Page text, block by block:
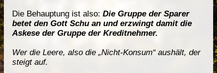
Die Behauptung ist also:Die Gruppe der Sparer
betet den Gott Schu an und erzwingt damit die
Askese der Gruppe der Kreditnehmer.
Wer die Leere, also die „Nicht-Konsum“ aushält, der
steigt auf.